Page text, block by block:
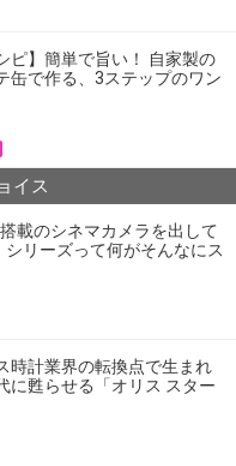
ピ】簡単で旨い！ 自家製の
缶で作る、3ステップのワン
イス
載のシネマカメラを出して
シリーズって何がそんなにス
時計業界の転換点で生まれ
に甦らせる「オリス スター